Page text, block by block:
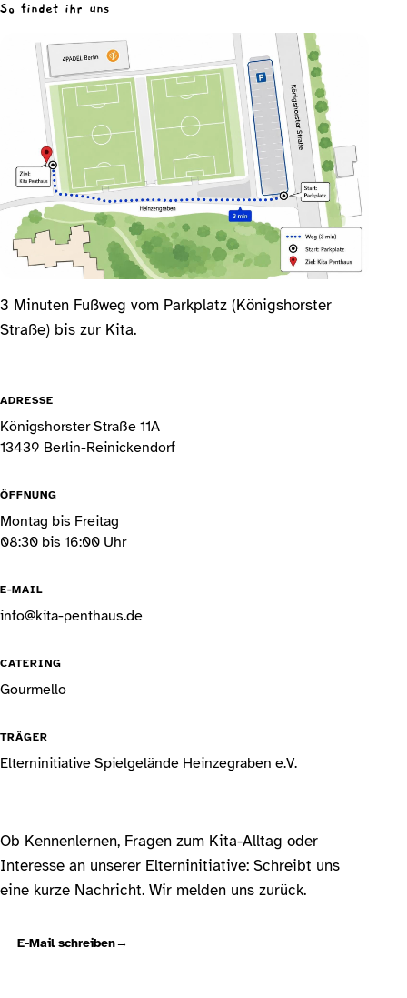
So findet ihr uns
3 Minuten Fußweg vom Parkplatz (Königshorster
Straße) bis zur Kita.
ADRESSE
Königshorster Straße 11A
13439 Berlin-Reinickendorf
ÖFFNUNG
Montag bis Freitag
08:30 bis 16:00 Uhr
E-MAIL
info@kita-penthaus.de
CATERING
Gourmello
TRÄGER
Elterninitiative Spielgelände Heinzegraben e.V.
Ob Kennenlernen, Fragen zum Kita-Alltag oder
Interesse an unserer Elterninitiative: Schreibt uns
eine kurze Nachricht. Wir melden uns zurück.
E-Mail schreiben→